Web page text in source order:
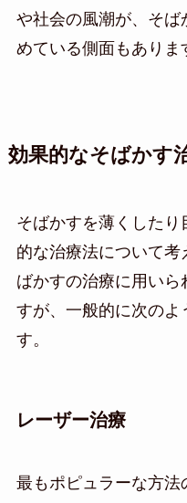
や社会の風潮が、そ
めている側面もありま
効果的なそばかす
そばかすを薄くした
的な治療法について
ばかすの治療に用いら
すが、一般的に次のよ
す。
レーザー治療
最もポピュラーな方